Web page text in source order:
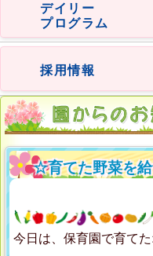
デイリー
プログラム
採用情報
☆育てた野菜を
今日は、保育園で育て